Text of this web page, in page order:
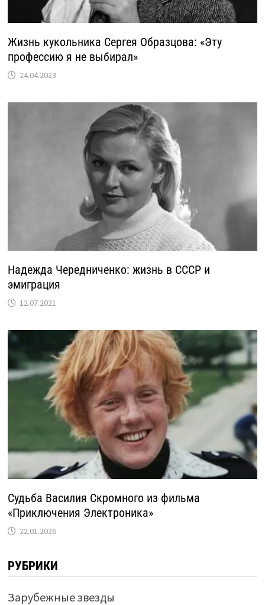
Жизнь кукольника Сергея Образцова: «Эту
профессию я не выбирал»
24.04.2023
Надежда Чередниченко: жизнь в СССР и
эмиграция
12.07.2021
Судьба Василия Скромного из фильма
«Приключения Электроника»
22.01.2026
РУБРИКИ
Зарубежные звезды